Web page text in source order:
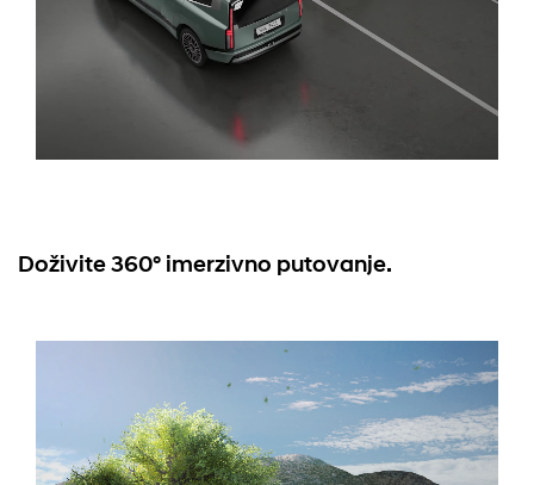
Doživite 360° imerzivno putovanje.